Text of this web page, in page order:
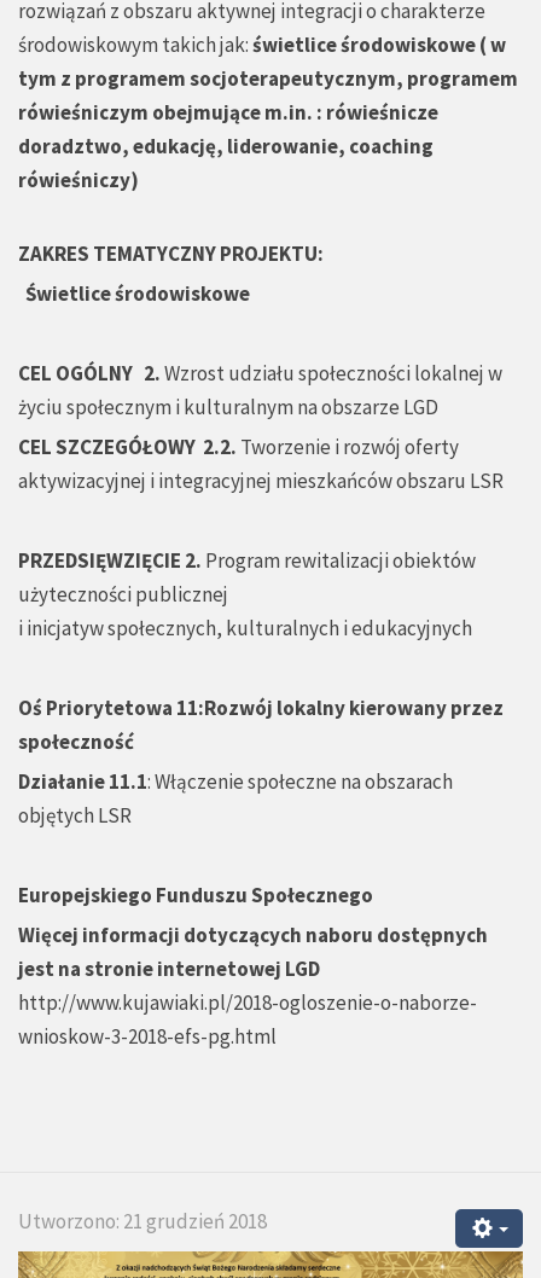
rozwiązań z obszaru aktywnej integracji o charakterze
środowiskowym takich jak:świetlice środowiskowe( w
tym z programem socjoterapeutycznym, programem
rówieśniczym obejmujące m.in. : rówieśnicze
doradztwo, edukację, liderowanie, coaching
rówieśniczy)
ZAKRES TEMATYCZNY PROJEKTU:
Świetlice środowiskowe
CEL OGÓLNY 2.Wzrost udziału społeczności lokalnej w
życiu społecznym i kulturalnym na obszarze LGD
CEL SZCZEGÓŁOWY 2.2. Tworzenie i rozwój oferty
aktywizacyjnej i integracyjnej mieszkańców obszaru LSR
PRZEDSIĘWZIĘCIE 2. Program rewitalizacji obiektów
użyteczności publicznej
i inicjatyw społecznych, kulturalnych i edukacyjnych
Oś Priorytetowa 11:Rozwój lokalny kierowany przez
społeczność
Działanie 11.1: Włączenie społeczne na obszarach
objętych LSR
Europejskiego Funduszu Społecznego
Więcej informacji dotyczących naboru dostępnych
jest na stronie internetowej LGD
http://www.kujawiaki.pl/2018-ogloszenie-o-naborze-
wnioskow-3-2018-efs-pg.html
Utworzono: 21 grudzień 2018